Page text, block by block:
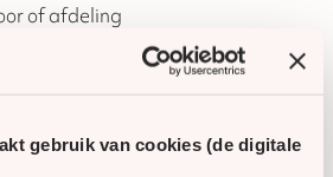
gebruik van cookies (de digitale
of afdeling
of relaties thuis
luchtdicht en zorgvuldig verpakt
61271